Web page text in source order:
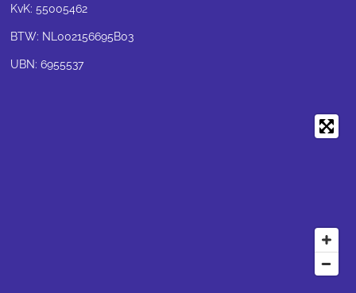
KvK: 55005462
BTW: NL002156695B03
UBN: 6955537